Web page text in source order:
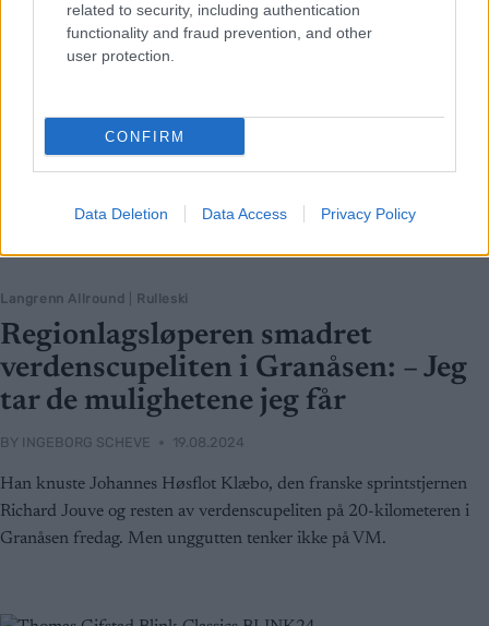
related to security, including authentication
functionality and fraud prevention, and other
user protection.
CONFIRM
Data Deletion Data Access Privacy Policy
Langrenn Allround Rulleski
Regionlagsløperen smadret
verdenscupeliten i Granåsen: – Jeg
tar de mulighetene jeg får
BY INGEBORG SCHEVE 19.08.2024
Han knuste Johannes Høsflot Klæbo, den franske sprintstjernen
Richard Jouve og resten av verdenscupeliten på 20-kilometeren i
Granåsen fredag. Men unggutten tenker ikke på VM.